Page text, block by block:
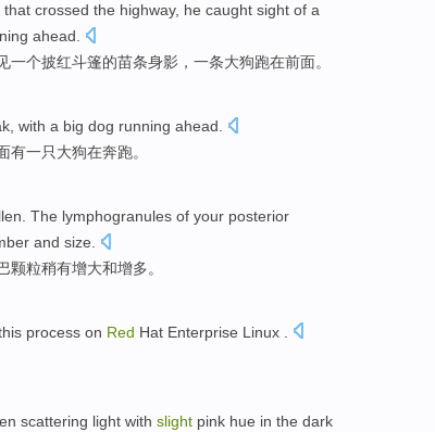
crossed the highway, he caught sight of a
ahead
一个披红斗篷的苗条身影 ，一条大狗跑在前面。
with a big dog running ahead
有一只大狗在奔跑。
The lymphogranules of your posterior
and size.
颗粒稍有增大和增多。
process on Red Hat Enterprise Linux .
scattering light with slight pink hue in the dark